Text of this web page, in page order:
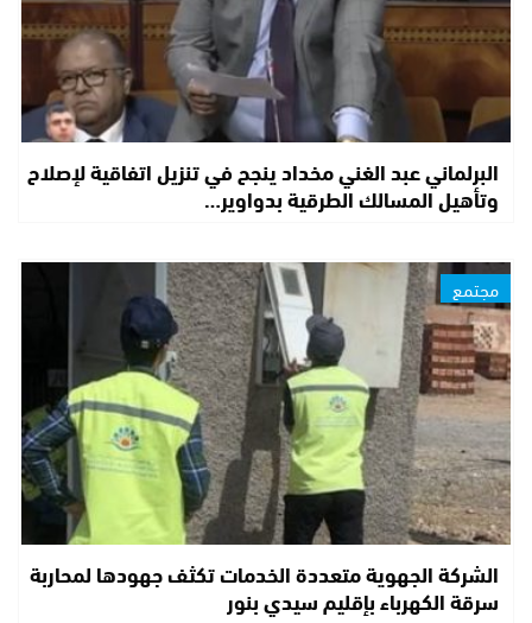
البرلماني عبد الغني مخداد ينجح في تنزيل اتفاقية لإصلاح
وتأهيل المسالك الطرقية بدواوير…
مجتمع
الشركة الجهوية متعددة الخدمات تكثف جهودها لمحاربة
سرقة الكهرباء بإقليم سيدي بنور